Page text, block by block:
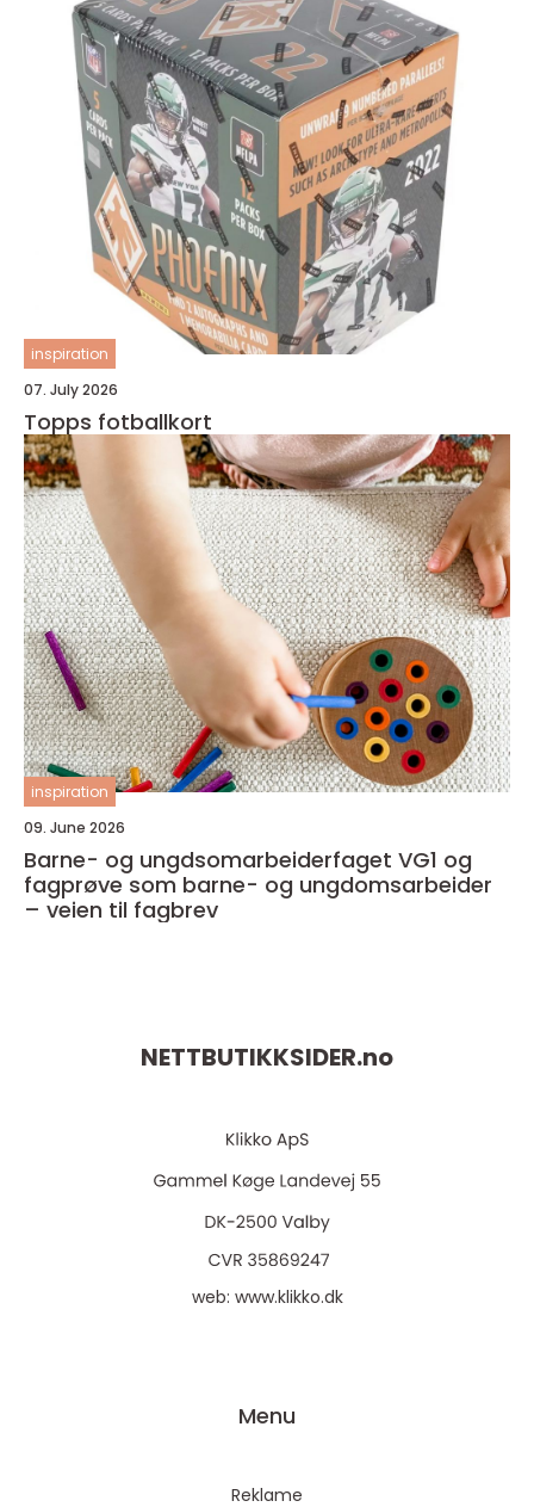
inspiration
07. July 2026
Topps fotballkort
inspiration
09. June 2026
Barne- og ungdsomarbeiderfaget VG1 og
fagprøve som barne- og ungdomsarbeider
– veien til fagbrev
NETTBUTIKKSIDER.no
web: www.klikko.dk
Menu
Reklame